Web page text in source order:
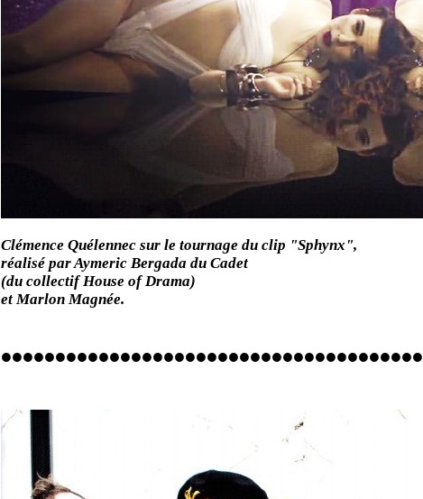
Clémence Quélennec sur le tournage du clip "Sphynx",
réalisé par Aymeric Bergada du Cadet
(du collectif House of Drama)
et Marlon Magnée.
•••••••••••••••••••••••••••••••••••••••